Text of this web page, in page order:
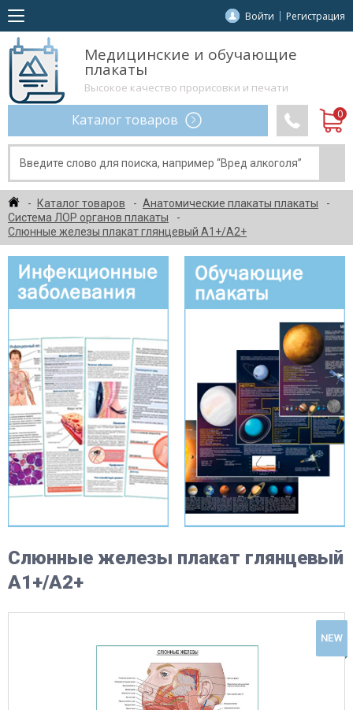
Войти Регистрация
Медицинские и обучающие
плакаты
Высокое качество прорисовки и печати
Каталог товаров
Каталог товаров
Анатомические плакаты плакаты
Система ЛОР органов плакаты
Слюнные железы плакат глянцевый А1+/А2+
Слюнные железы плакат глянцевый
А1+/А2+
NEW